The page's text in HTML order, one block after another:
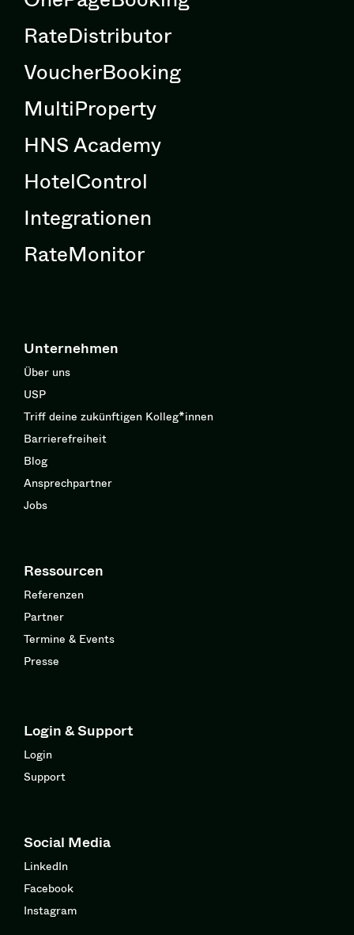
RateDistributor
VoucherBooking
MultiProperty
HNS Academy
HotelControl
Integrationen
RateMonitor
Unternehmen
Über uns
USP
Triff deine zukünftigen Kolleg*innen
Barrierefreiheit
Blog
Ansprechpartner
Jobs
Ressourcen
Referenzen
Partner
Termine & Events
Presse
Login & Support
Login
Support
Social Media
LinkedIn
Facebook
Instagram